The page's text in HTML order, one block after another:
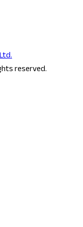
reserved.